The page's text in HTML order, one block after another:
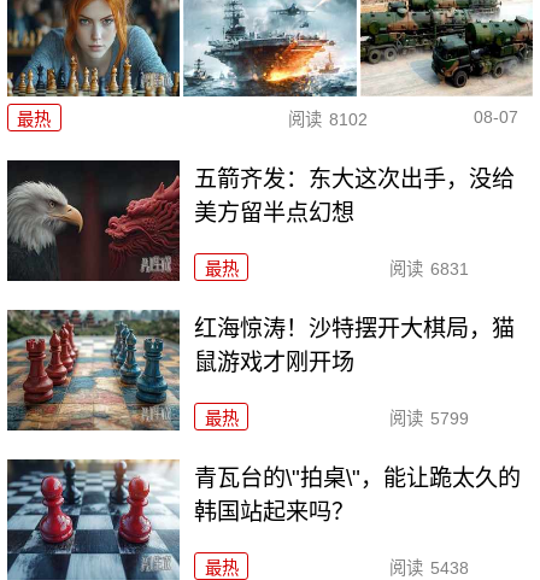
最热 阅读 8102 08-07
五箭齐发：东大这次出手，没给
美方留半点幻想
最热 阅读 6831
红海惊涛！沙特摆开大棋局，猫
鼠游戏才刚开场
最热 阅读 5799
青瓦台的\"拍桌\"，能让跪太久的
韩国站起来吗？
最热 阅读 5438